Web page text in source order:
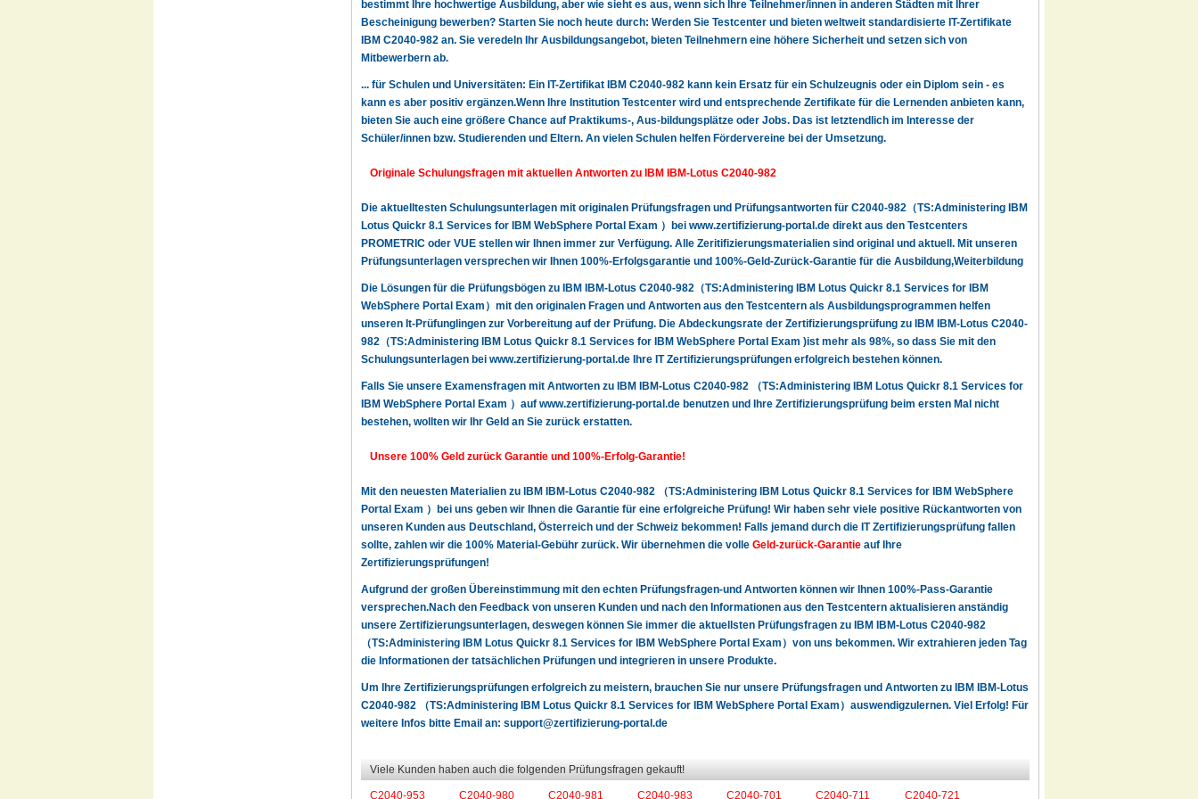
bestimmt Ihre hochwertige Ausbildung, aber wie sieht es aus, wenn sich Ihre Teilnehmer/innen in anderen Städten mit Ihrer
Bescheinigung bewerben? Starten Sie noch heute durch: Werden Sie Testcenter und bieten weltweit standardisierte IT-Zertifikate
IBM C2040-982 an. Sie veredeln Ihr Ausbildungsangebot, bieten Teilnehmern eine höhere Sicherheit und setzen sich von
Mitbewerbern ab.
... für Schulen und Universitäten: Ein IT-Zertifikat IBM C2040-982 kann kein Ersatz für ein Schulzeugnis oder ein Diplom sein - es
kann es aber positiv ergänzen.Wenn Ihre Institution Testcenter wird und entsprechende Zertifikate für die Lernenden anbieten kann,
bieten Sie auch eine größere Chance auf Praktikums-, Aus-bildungsplätze oder Jobs. Das ist letztendlich im Interesse der
Schüler/innen bzw. Studierenden und Eltern. An vielen Schulen helfen Fördervereine bei der Umsetzung.
Originale Schulungsfragen mit aktuellen Antworten zu IBM IBM-Lotus C2040-982
Die aktuelltesten Schulungsunterlagen mit originalen Prüfungsfragen und Prüfungsantworten für C2040-982（TS:Administering IBM
Lotus Quickr 8.1 Services for IBM WebSphere Portal Exam ）bei www.zertifizierung-portal.de direkt aus den Testcenters
PROMETRIC oder VUE stellen wir Ihnen immer zur Verfügung. Alle Zeritifizierungsmaterialien sind original und aktuell. Mit unseren
Prüfungsunterlagen versprechen wir Ihnen 100%-Erfolgsgarantie und 100%-Geld-Zurück-Garantie für die Ausbildung,Weiterbildung
Die Lösungen für die Prüfungsbögen zu IBM IBM-Lotus C2040-982（TS:Administering IBM Lotus Quickr 8.1 Services for IBM
WebSphere Portal Exam）mit den originalen Fragen und Antworten aus den Testcentern als Ausbildungsprogrammen helfen
unseren It-Prüfunglingen zur Vorbereitung auf der Prüfung. Die Abdeckungsrate der Zertifizierungsprüfung zu IBM IBM-Lotus C2040-
982（TS:Administering IBM Lotus Quickr 8.1 Services for IBM WebSphere Portal Exam )ist mehr als 98%, so dass Sie mit den
Schulungsunterlagen bei www.zertifizierung-portal.de Ihre IT Zertifizierungsprüfungen erfolgreich bestehen können.
Falls Sie unsere Examensfragen mit Antworten zu IBM IBM-Lotus C2040-982 （TS:Administering IBM Lotus Quickr 8.1 Services for
IBM WebSphere Portal Exam ）auf www.zertifizierung-portal.de benutzen und Ihre Zertifizierungsprüfung beim ersten Mal nicht
bestehen, wollten wir Ihr Geld an Sie zurück erstatten.
Unsere 100% Geld zurück Garantie und 100%-Erfolg-Garantie!
Mit den neuesten Materialien zu IBM IBM-Lotus C2040-982 （TS:Administering IBM Lotus Quickr 8.1 Services for IBM WebSphere
Portal Exam ）bei uns geben wir Ihnen die Garantie für eine erfolgreiche Prüfung! Wir haben sehr viele positive Rückantworten von
unseren Kunden aus Deutschland, Österreich und der Schweiz bekommen! Falls jemand durch die IT Zertifizierungsprüfung fallen
sollte, zahlen wir die 100% Material-Gebühr zurück. Wir übernehmen die volle Geld-zurück-Garantie auf Ihre
Zertifizierungsprüfungen!
Aufgrund der großen Übereinstimmung mit den echten Prüfungsfragen-und Antworten können wir Ihnen 100%-Pass-Garantie
versprechen.Nach den Feedback von unseren Kunden und nach den Informationen aus den Testcentern aktualisieren anständig
unsere Zertifizierungsunterlagen, deswegen können Sie immer die aktuellsten Prüfungsfragen zu IBM IBM-Lotus C2040-982
（TS:Administering IBM Lotus Quickr 8.1 Services for IBM WebSphere Portal Exam）von uns bekommen. Wir extrahieren jeden Tag
die Informationen der tatsächlichen Prüfungen und integrieren in unsere Produkte.
Um Ihre Zertifizierungsprüfungen erfolgreich zu meistern, brauchen Sie nur unsere Prüfungsfragen und Antworten zu IBM IBM-Lotus
C2040-982 （TS:Administering IBM Lotus Quickr 8.1 Services for IBM WebSphere Portal Exam）auswendigzulernen. Viel Erfolg! Für
weitere Infos bitte Email an: support@zertifizierung-portal.de
Viele Kunden haben auch die folgenden Prüfungsfragen gekauft!
C2040-953 C2040-980 C2040-981 C2040-983 C2040-701 C2040-711 C2040-721